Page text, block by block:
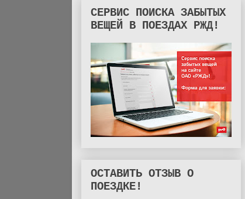
СЕРВИС ПОИСКА ЗАБЫТЫХ
ВЕЩЕЙ В ПОЕЗДАХ РЖД!
ОСТАВИТЬ ОТЗЫВ О
ПОЕЗДКЕ!